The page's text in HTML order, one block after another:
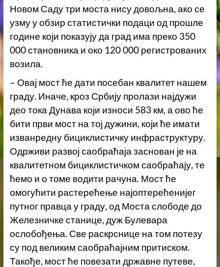
Новом Саду три моста нису довољна, ако се
узму у обзир статистички подаци од прошле
године који показују да град има преко 350
000 становника и око 120 000 регистрованих
возила.
– Овај мост ће дати посебан квалитет нашем
граду. Иначе, кроз Србију пролази најдужи
део тока Дунава који износи 583 км, а ово ће
бити први мост на тој дужини, који ће имати
изванредну бициклистичку инфраструктуру.
Одрживи развој саобраћаја заснован је на
квалитетном бициклистичком саобраћају, те
ћемо и о томе водити рачуна. Мост ће
омогућити растерећење најоптерећенијег
путног правца у граду, од Моста слободе до
Железничке станице, дуж Булевара
ослобођења. Све раскрснице на том потезу
су под великим саобраћајним притиском.
Такође, мост ће повезати државне путеве,